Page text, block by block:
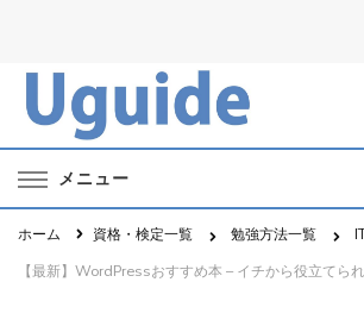
Uguide・ユーガイド
資格・勉強・仕事のポータルサイト
メニュー
ホーム 資格・検定一覧 勉強方法一覧
【最新】WordPressおすすめ本 – イチから役立てら